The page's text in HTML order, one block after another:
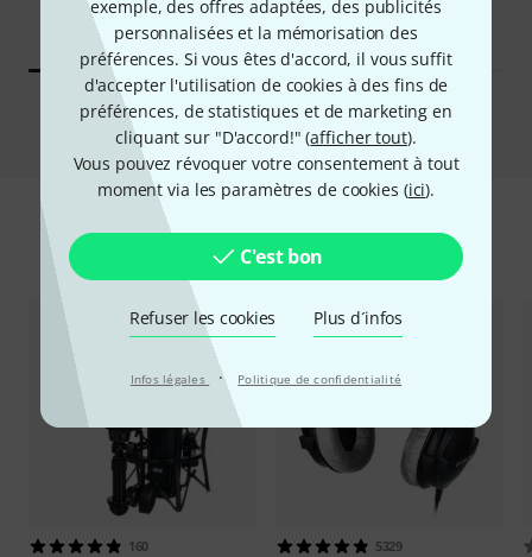
exemple, des offres adaptées, des publicités
personnalisées et la mémorisation des
préférences. Si vous êtes d'accord, il vous suffit
d'accepter l'utilisation de cookies à des fins de
préférences, de statistiques et de marketing en
cliquant sur "D'accord!" (afficher tout).
Vous pouvez révoquer votre consentement à tout
moment via les paramètres de cookies (ici).
C'est bon
Refuser les cookies Plus d´infos
Infos légales · Politique de confidentialité
Comparer
Accessoires & articles appropriés
160 5329